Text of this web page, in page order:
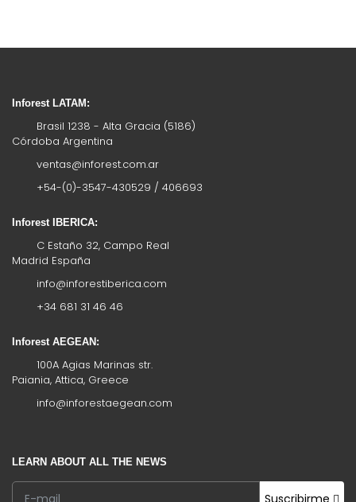
Inforest LATAM:
Brasil 1238 - Alta Gracia (5186)
Córdoba Argentina
ventas@inforest.com.ar
+54-(0)-3547-430529 / 406693
Inforest IBERICA:
C Estaño 32, Campo Real
Madrid España
info@inforestiberica.com
+34 681 31 46 46
Inforest AEGEAN:
100A Agias Marinas str.
Paiania, Attica, Greece
info@inforestaegean.com
LEARN ABOUT ALL THE NEWS
Suscribirme